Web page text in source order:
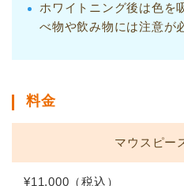
ホワイトニング後は色を
べ物や飲み物には注意が
料金
マウスピー
¥11,000（税込）